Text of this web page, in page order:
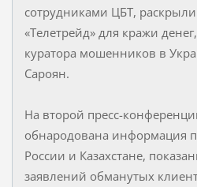
сотрудниками ЦБТ,
«Телетрейд» для кражи
куратора мошенников в
Сароян.
На второй пресс-
обнародована информация
России и Казахстане,
заявлений обманутых